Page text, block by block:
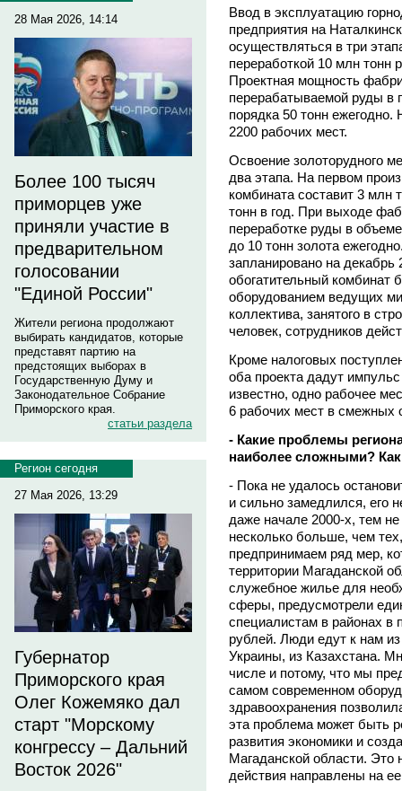
28 Мая 2026, 14:14
Более 100 тысяч
приморцев уже
приняли участие в
предварительном
голосовании
"Единой России"
Жители региона продолжают
выбирать кандидатов, которые
представят партию на
предстоящих выборах в
Государственную Думу и
Законодательное Собрание
Приморского края.
статьи раздела
Регион сегодня
27 Мая 2026, 13:29
Губернатор
Приморского края
Олег Кожемяко дал
старт "Морскому
конгрессу – Дальний
Восток 2026"
Ввод в эксплуатацию
предприятия на
осуществляться в три
переработкой 10 млн тонн
Проектная мощность
перерабатываемой руды в
порядка 50 тонн ежегодно.
2200 рабочих мест.
Освоение золоторудного
два этапа. На первом
комбината составит 3 млн
тонн в год. При выходе
переработке руды в
до 10 тонн золота
запланировано на декабрь
обогатительный
оборудованием ведущих
коллектива, занятого в
человек, сотрудников
Кроме налоговых
оба проекта дадут
известно, одно рабочее
6 рабочих мест в смежных
- Какие проблемы
наиболее сложными?
- Пока не удалось
и сильно замедлился, его
даже начале 2000-х, тем
несколько больше, чем
предпринимаем ряд мер,
территории Магаданской
служебное жилье для
сферы, предусмотрели
специалистам в районах в
рублей. Люди едут к нам из
Украины, из Казахстана.
числе и потому, что мы
самом современном
здравоохранения
эта проблема может быть
развития экономики и
Магаданской области. Это
действия направлены на